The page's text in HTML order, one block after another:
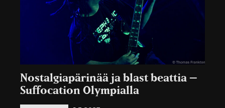
Nostalgiapärinää ja blast beattia –
Suffocation Olympialla